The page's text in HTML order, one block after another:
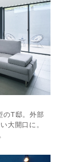
のT邸。外部
大開口に。